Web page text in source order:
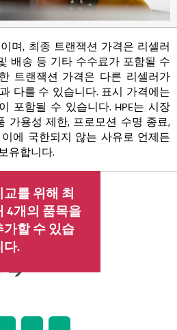
며, 최종 트랜잭션 가격은 리셀러
배송 등 기타 수수료가 포함될 수
트랜잭션 가격은 다른 리셀러가
다를 수 있습니다. 표시 가격에는
포함될 수 있습니다. HPE는 시장
가용성 제한, 프로모션 수명 종료,
에 국한되지 않는 사유로 언제든
유합니다.
교를 위해 최
4개의 품목을
가할 수 있습
다.